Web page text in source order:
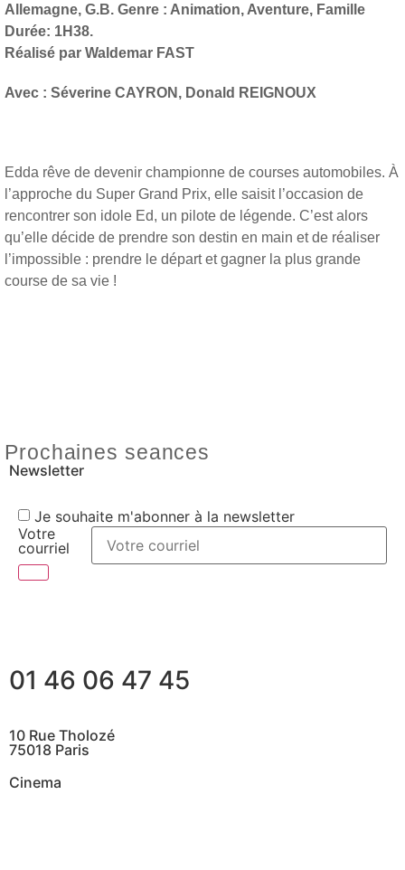
Allemagne, G.B. Genre : Animation, Aventure, Famille
Durée: 1H38.
Réalisé par Waldemar FAST
Avec : Séverine CAYRON, Donald REIGNOUX
Edda rêve de devenir championne de courses automobiles. À
l’approche du Super Grand Prix, elle saisit l’occasion de
rencontrer son idole Ed, un pilote de légende. C’est alors
qu’elle décide de prendre son destin en main et de réaliser
l’impossible : prendre le départ et gagner la plus grande
course de sa vie !
Prochaines seances
Newsletter
Je souhaite m'abonner à la newsletter
Votre
courriel
01 46 06 47 45
10 Rue Tholozé
75018 Paris
Cinema